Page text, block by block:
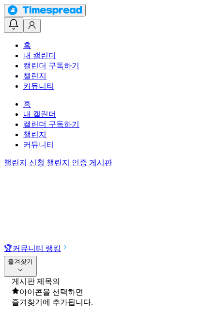
홈
내 캘린더
캘린더 구독하기
챌린지
커뮤니티
홈
내 캘린더
캘린더 구독하기
챌린지
커뮤니티
챌린지 신청 챌린지 인증 게시판
🏆커뮤니티 랭킹
즐겨찾기
게시판 제목의
아이콘을 선택하면
즐겨찾기에 추가됩니다.